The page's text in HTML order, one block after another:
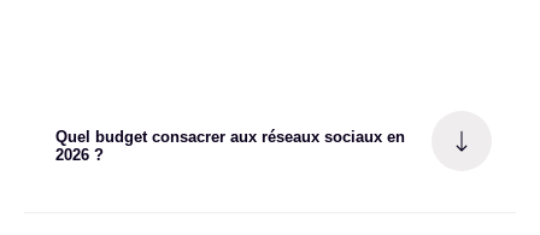
Quel budget consacrer aux réseaux sociaux en
2026 ?